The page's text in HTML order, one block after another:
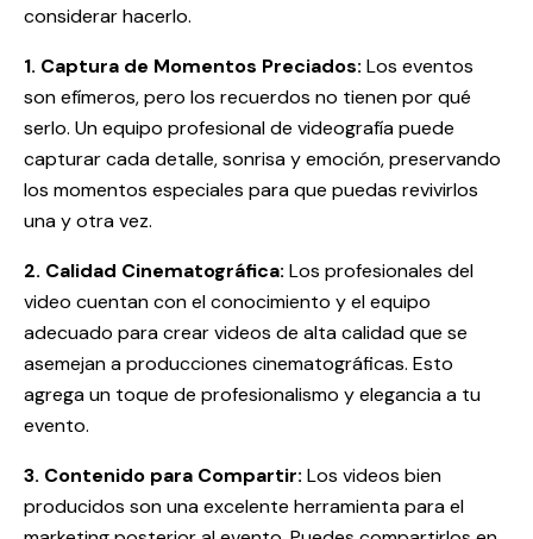
considerar hacerlo.
1. Captura de Momentos Preciados: Los eventos
son efímeros, pero los recuerdos no tienen por qué
serlo. Un equipo profesional de videografía puede
capturar cada detalle, sonrisa y emoción, preservando
los momentos especiales para que puedas revivirlos
una y otra vez.
2. Calidad Cinematográfica: Los profesionales del
video cuentan con el conocimiento y el equipo
adecuado para crear videos de alta calidad que se
asemejan a producciones cinematográficas. Esto
agrega un toque de profesionalismo y elegancia a tu
evento.
3. Contenido para Compartir: Los videos bien
producidos son una excelente herramienta para el